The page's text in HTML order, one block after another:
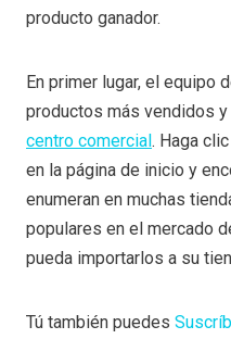
producto ganador.
En primer lugar, el equipo
productos más vendidos
centro comercial. Haga
en la página de inicio y
enumeran en muchas
populares en el mercado
pueda importarlos a su
Tú también puedes